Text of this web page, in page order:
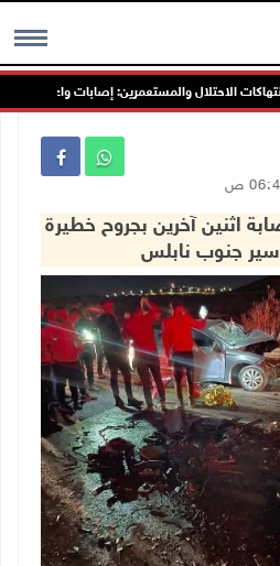
MENU
الاحتلال والمستعمرين: إصابات واعتقالات
واصابة اثنين آخرين بجروح خطيرة
سير جنوب نابلس